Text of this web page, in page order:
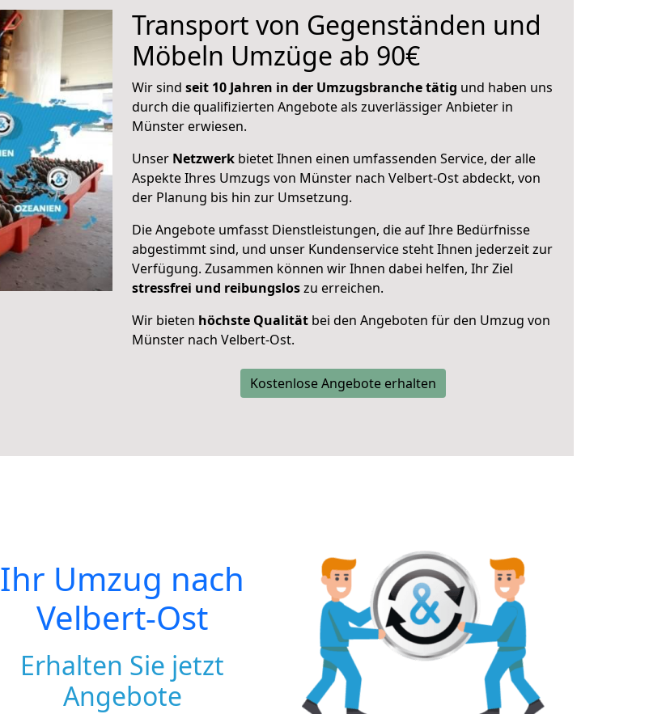
Transport von Gegenständen und
Möbeln Umzüge ab 90€
Wir sind seit 10 Jahren in der Umzugsbranche tätig und haben uns
durch die qualifizierten Angebote als zuverlässiger Anbieter in
Münster erwiesen.
Unser Netzwerk bietet Ihnen einen umfassenden Service, der alle
Aspekte Ihres Umzugs von Münster nach Velbert-Ost abdeckt, von
der Planung bis hin zur Umsetzung.
Die Angebote umfasst Dienstleistungen, die auf Ihre Bedürfnisse
abgestimmt sind, und unser Kundenservice steht Ihnen jederzeit zur
Verfügung. Zusammen können wir Ihnen dabei helfen, Ihr Ziel
stressfrei und reibungsloszu erreichen.
Wir bieten höchste Qualität bei den Angeboten für den Umzug von
Münster nach Velbert-Ost.
Kostenlose Angebote erhalten
Ihr Umzug nach
Velbert-Ost
Erhalten Sie jetzt
Angebote